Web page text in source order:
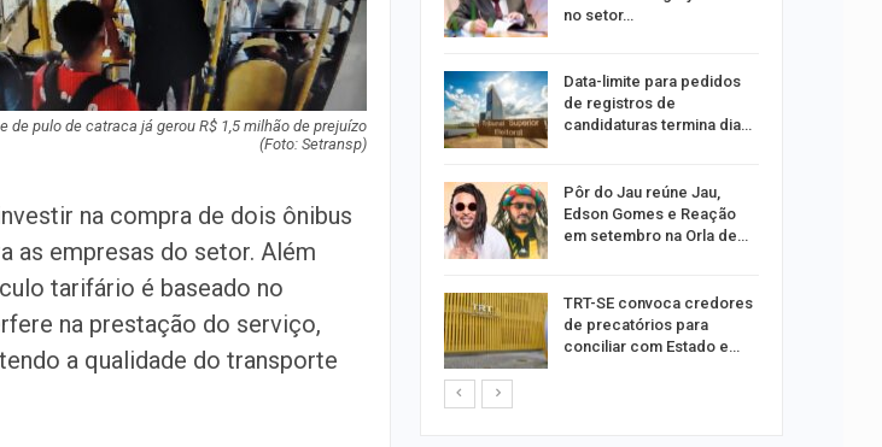
de pulo de catraca já gerou R$ 1,5 milhão de prejuízo
(Foto: Setransp)
na compra de dois ônibus
as empresas do setor. Além
tarifário é baseado no
na prestação do serviço,
a qualidade do transporte
pública em…
Artista sergipana Bruna
Ribeiro lança novo single
sobre o amor…
companheira a facadas
Governo alerta para
golpes de renegociação
no setor…
Data-limite para pedidos
de registros de
candidaturas termina dia…
Pôr do Jau reúne Jau,
Edson Gomes e Reação
em setembro na Orla de…
TRT-SE convoca credores
de precatórios para
conciliar com Estado e…